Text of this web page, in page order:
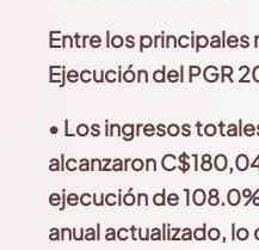
Entre los principales
Ejecución del PGR
• Los ingresos
alcanzaron
ejecución de
anual actualizado,